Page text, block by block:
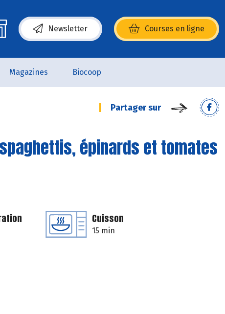
Newsletter Courses en ligne
(s’ouvre dans une nouvelle fenêtre)
Magazines Biocoop
Partager sur
épinards et tomates
Cuisson
15 min